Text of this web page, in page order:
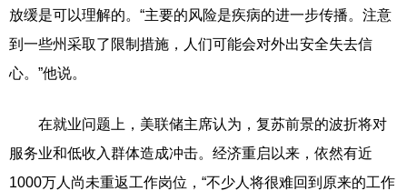
放缓是可以理解的。“主要的风险是疾病的进一步传播。注意
到一些州采取了限制措施，人们可能会对外出安全失去信
心。”他说。
在就业问题上，美联储主席认为，复苏前景的波折将对
服务业和低收入群体造成冲击。经济重启以来，依然有近
1000万人尚未重返工作岗位，“不少人将很难回到原来的工作